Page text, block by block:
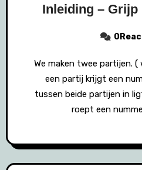
Inleiding – Grijp
We maken twee partijen. ( werklijn) Elke judoka in
een partij krijgt een
tussen beide partijen in
roept een